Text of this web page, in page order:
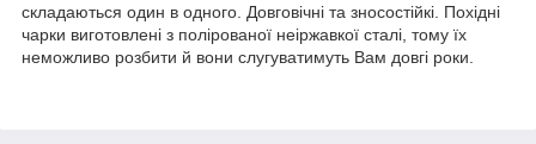
складаються один в одного. Довговічні та зносостійкі. Похідні
чарки виготовлені з полірованої неіржавкої сталі, тому їх
неможливо розбити й вони слугуватимуть Вам довгі роки.